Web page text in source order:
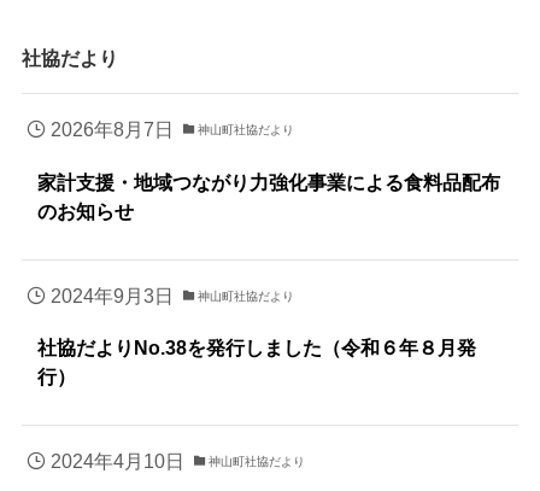
社協だより
2026年8月7日 神山町社協だより
家計支援・地域つながり力強化事業による食料品配布
のお知らせ
2024年9月3日 神山町社協だより
社協だよりNo.38を発行しました（令和６年８月発
行）
2024年4月10日 神山町社協だより